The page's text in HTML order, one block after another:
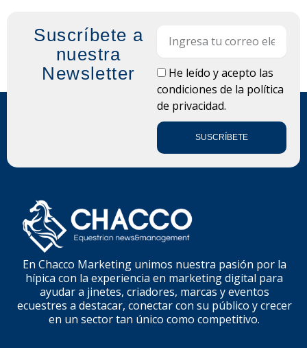
Suscríbete a
nuestra
Newsletter
LOPDHe leído y acepto las
condiciones de la política
de privacidad.
SUSCRÍBETE
En Chacco Marketing unimos nuestra pasión por la
hípica con la experiencia en marketing digital para
ayudar a jinetes, criadores, marcas y eventos
ecuestres a destacar, conectar con su público y crecer
en un sector tan único como competitivo.